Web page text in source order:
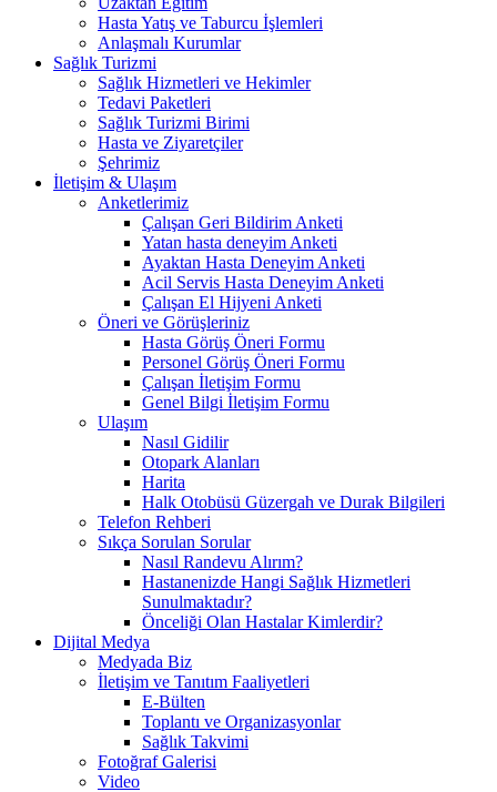
Hasta Yatış ve Taburcu İşlemleri
Anlaşmalı Kurumlar
Sağlık Turizmi
Sağlık Hizmetleri ve Hekimler
Tedavi Paketleri
Sağlık Turizmi Birimi
Hasta ve Ziyaretçiler
Şehrimiz
İletişim & Ulaşım
Anketlerimiz
Çalışan Geri Bildirim Anketi
Yatan hasta deneyim Anketi
Ayaktan Hasta Deneyim Anketi
Acil Servis Hasta Deneyim Anketi
Çalışan El Hijyeni Anketi
Öneri ve Görüşleriniz
Hasta Görüş Öneri Formu
Personel Görüş Öneri Formu
Çalışan İletişim Formu
Genel Bilgi İletişim Formu
Ulaşım
Nasıl Gidilir
Otopark Alanları
Harita
Halk Otobüsü Güzergah ve Durak Bilgileri
Telefon Rehberi
Sıkça Sorulan Sorular
Nasıl Randevu Alırım?
Hastanenizde Hangi Sağlık Hizmetleri
Sunulmaktadır?
Önceliği Olan Hastalar Kimlerdir?
Dijital Medya
Medyada Biz
İletişim ve Tanıtım Faaliyetleri
E-Bülten
Toplantı ve Organizasyonlar
Sağlık Takvimi
Fotoğraf Galerisi
Video